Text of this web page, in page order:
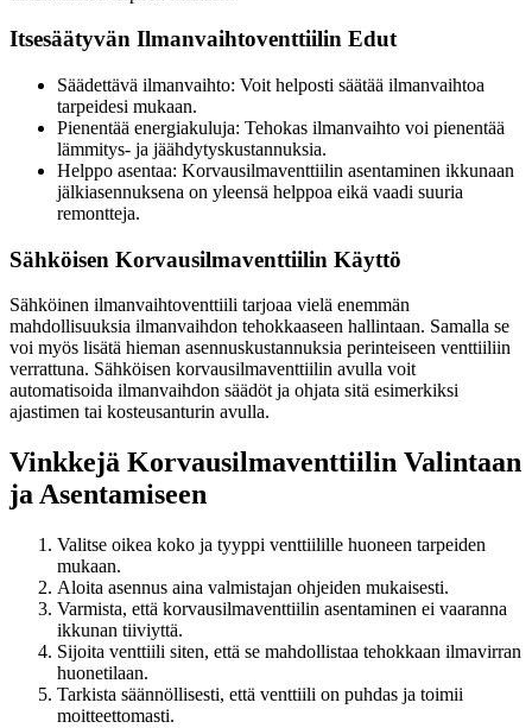
Itsesäätyvän Ilmanvaihtoventtiilin Edut
Säädettävä ilmanvaihto: Voit helposti säätää ilmanvaihtoa
tarpeidesi mukaan.
Pienentää energiakuluja: Tehokas ilmanvaihto voi pienentää
lämmitys- ja jäähdytyskustannuksia.
Helppo asentaa: Korvausilmaventtiilin asentaminen ikkunaan
jälkiasennuksena on yleensä helppoa eikä vaadi suuria
remontteja.
Sähköisen Korvausilmaventtiilin Käyttö
Sähköinen ilmanvaihtoventtiili tarjoaa vielä enemmän
mahdollisuuksia ilmanvaihdon tehokkaaseen hallintaan. Samalla se
voi myös lisätä hieman asennuskustannuksia perinteiseen venttiiliin
verrattuna. Sähköisen korvausilmaventtiilin avulla voit
automatisoida ilmanvaihdon säädöt ja ohjata sitä esimerkiksi
ajastimen tai kosteusanturin avulla.
Vinkkejä Korvausilmaventtiilin Valintaan
ja Asentamiseen
Valitse oikea koko ja tyyppi venttiilille huoneen tarpeiden
mukaan.
Aloita asennus aina valmistajan ohjeiden mukaisesti.
Varmista, että korvausilmaventtiilin asentaminen ei vaaranna
ikkunan tiiviyttä.
Sijoita venttiili siten, että se mahdollistaa tehokkaan ilmavirran
huonetilaan.
Tarkista säännöllisesti, että venttiili on puhdas ja toimii
moitteettomasti.